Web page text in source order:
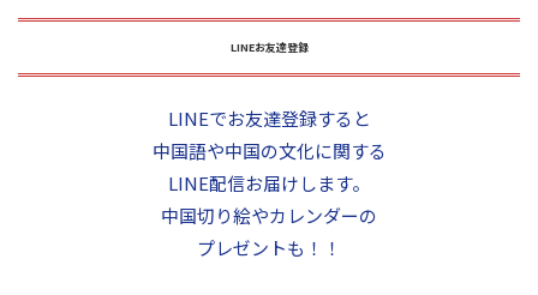
LINEお友達登録
LINEでお友達登録すると
中国語や中国の文化に関する
LINE配信お届けします。
中国切り絵やカレンダーの
プレゼントも！！